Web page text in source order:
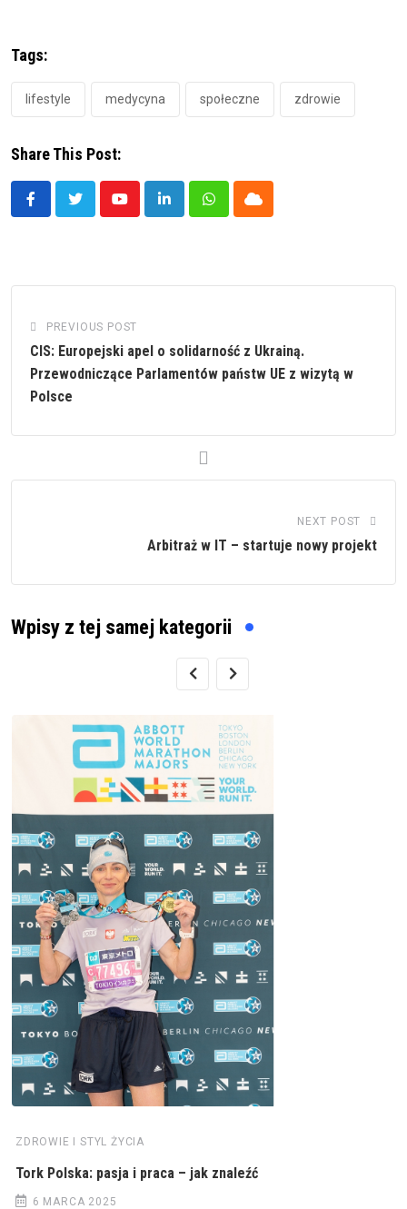
Tags:
lifestyle medycyna społeczne zdrowie
Share This Post:
YoutubeLinkedInWhatsappCloud
PREVIOUS POST
CIS: Europejski apel o solidarność z Ukrainą.
Przewodniczące Parlamentów państw UE z wizytą w
Polsce
NEXT POST
Arbitraż w IT – startuje nowy projekt
Wpisy z tej samej kategorii
ZDROWIE I STYL ŻYCIA
Tork Polska: pasja i praca – jak znaleźć
6 MARCA 2025